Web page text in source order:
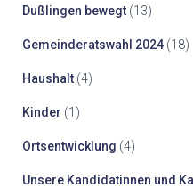
Dußlingen bewegt (13)
Gemeinderatswahl 2024 (18)
Haushalt (4)
Kinder (1)
Ortsentwicklung (4)
Unsere Kandidatinnen und